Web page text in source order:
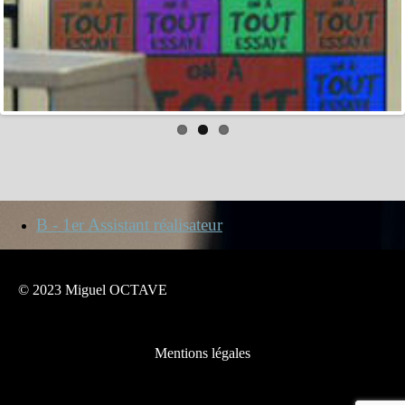
B - 1er Assistant réalisateur
© 2023 Miguel OCTAVE
Mentions légales